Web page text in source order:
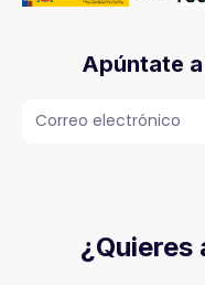
Apúntate
¿Quieres